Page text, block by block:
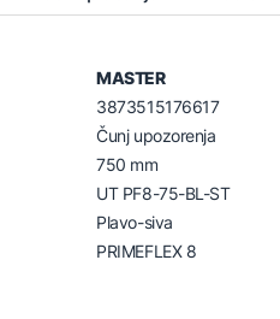
MASTER
3873515176617
Čunj upozorenja
750 mm
UT PF8-75-BL-ST
Plavo-siva
PRIMEFLEX 8